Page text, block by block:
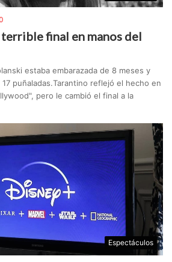
terrible final en manos del
estaba embarazada de 8 meses y
puñaladas.Tarantino reflejó el hecho en
pero le cambió el final a la
Espectáculos